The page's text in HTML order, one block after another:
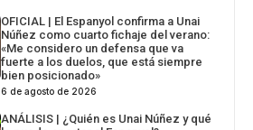
OFICIAL | El Espanyol confirma a Unai
Núñez como cuarto fichaje del verano:
«Me considero un defensa que va
fuerte a los duelos, que está siempre
bien posicionado»
6 de agosto de 2026
ANÁLISIS | ¿Quién es Unai Núñez y qué